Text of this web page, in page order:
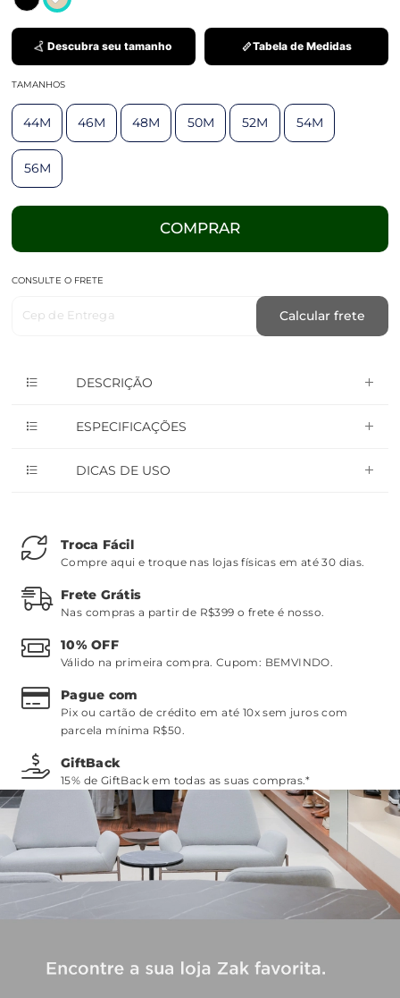
Descubra seu tamanho Tabela de Medidas
TAMANHOS
44M 46M 48M 50M 52M 54M
56M
COMPRAR
CONSULTE O FRETE
Cep de Entrega Calcular frete
DESCRIÇÃO
ESPECIFICAÇÕES
DICAS DE USO
Troca Fácil
Compre aqui e troque nas lojas físicas em até 30 dias.
Frete Grátis
Nas compras a partir de R$399 o frete é nosso.
10% OFF
Válido na primeira compra. Cupom: BEMVINDO.
Pague com
Pix ou cartão de crédito em até 10x sem juros com
parcela mínima R$50.
GiftBack
15% de GiftBack em todas as suas compras.*